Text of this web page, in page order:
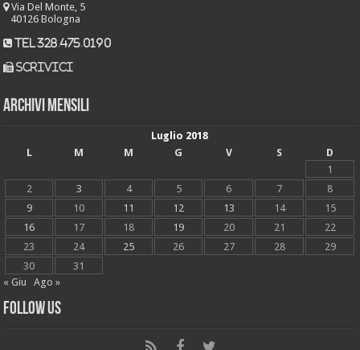
Via Del Monte, 5
40126 Bologna
tel 328.475.0190
scrivici
Archivi mensili
Luglio 2018
L
M M G V S
D
1
2
3 4 5 6 7
8
9
10 11 12 13 14
15
16
17 18 19 20 21
22
23
24 25 26 27 28
29
30
31
« Giu
Ago »
Follow Us